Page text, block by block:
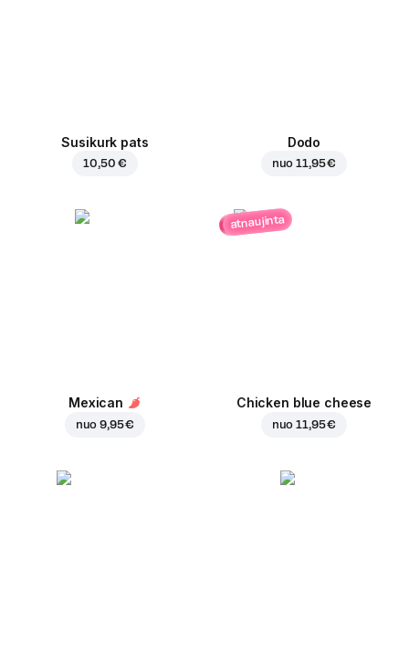
Susikurk pats
10,50 €
Dodo
nuo11,95 €
Mexican
nuo9,95 €
atnaujinta
Chicken blue cheese
nuo11,95 €